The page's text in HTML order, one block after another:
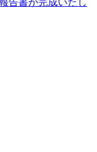
告書が完成いたし